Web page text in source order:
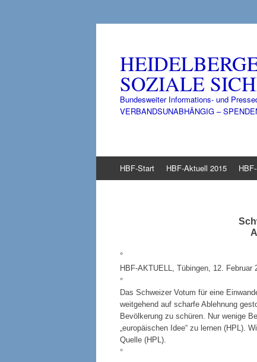
SOZIALE
Bundesweiter Informations- und
VERBANDSUNABHÄNGIG –
Inhalt
HBF-Start HBF-Aktuell 2015
°
HBF-AKTUELL, Tübingen, 12. Februar
°
Das Schweizer Votum für eine
weitgehend auf scharfe Ablehnung
Bevölkerung zu schüren. Nur wenige
„europäischen Idee“ zu lernen (HPL).
Quelle (HPL).
°